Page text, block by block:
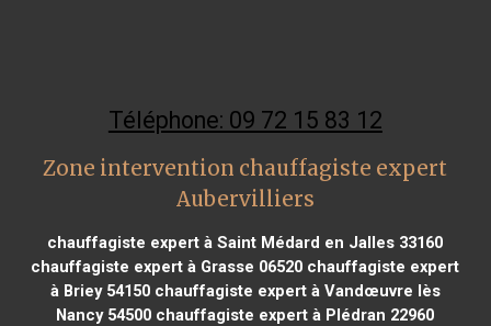
Téléphone: 09 72 15 83 12
Zone intervention chauffagiste expert
Aubervilliers
chauffagiste expert à Saint Médard en Jalles 33160
chauffagiste expert à Grasse 06520 chauffagiste expert
à Briey 54150chauffagiste expert à Vandœuvre lès
Nancy 54500 chauffagiste expert à Plédran 22960